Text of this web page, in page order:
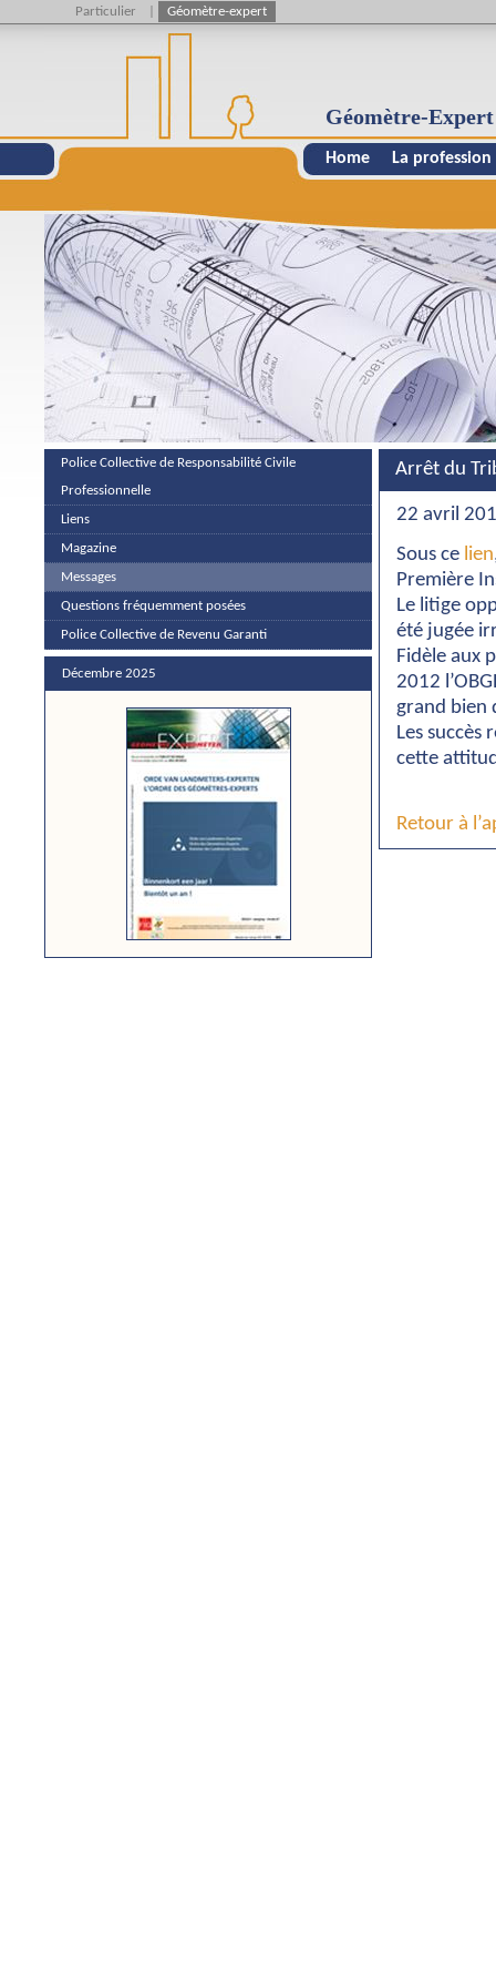
Géomètre-Expert
Home La profession
Police Collective de Responsabilité Civile
Professionnelle
Liens
Magazine
Messages
Questions fréquemment posées
Police Collective de Revenu Garanti
Décembre 2025
Arrêt du
22 avril
Sous ce lien
Première
Le litige
été jugée
Fidèle aux
2012
grand bien
Les
cette
Retour à
Particulier Géomètre-expert